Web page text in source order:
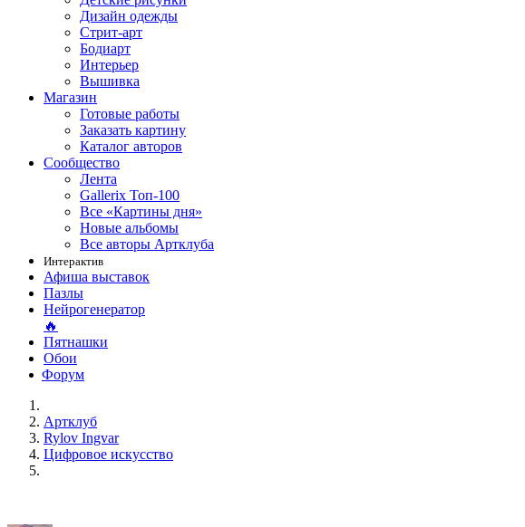
Дизайн одежды
Стрит-арт
Бодиарт
Интерьер
Вышивка
Магазин
Готовые работы
Заказать картину
Каталог авторов
Сообщество
Лента
Gallerix Топ-100
Все «Картины дня»
Новые альбомы
Все авторы Артклуба
Интерактив
Афиша выставок
Пазлы
Нейрогенератор
🔥
Пятнашки
Обои
Форум
Артклуб
Rylov Ingvar
Цифровое искусство